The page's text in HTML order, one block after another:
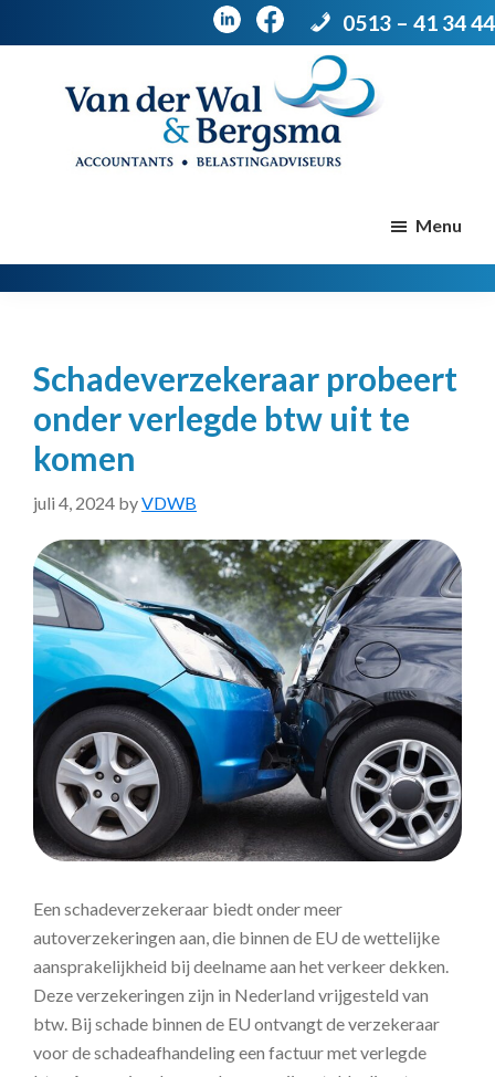
0513 – 41 34 44
Menu
Schadeverzekeraar probeert
onder verlegde btw uit te
komen
juli 4, 2024 byVDWB
Een schadeverzekeraar biedt onder meer
autoverzekeringen aan, die binnen de EU de wettelijke
aansprakelijkheid bij deelname aan het verkeer dekken.
Deze verzekeringen zijn in Nederland vrijgesteld van
btw. Bij schade binnen de EU ontvangt de verzekeraar
voor de schadeafhandeling een factuur met verlegde